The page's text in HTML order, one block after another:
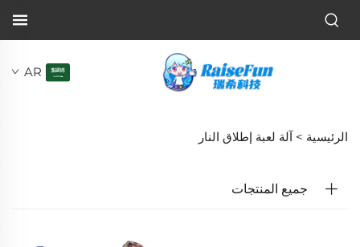
AR
الرئيسية > آلة لعبة إطلاق النار
جميع المنتجات